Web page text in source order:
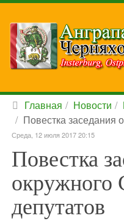
Главная Новости
Повестка заседания
Среда, 12 июля 2017 20:15
Повестка
окружного
депутатов